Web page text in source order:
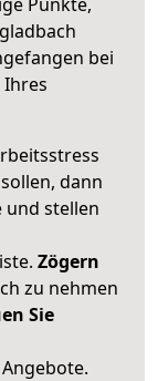
bei
dann
und stellen
Zögern
zu nehmen
Sie